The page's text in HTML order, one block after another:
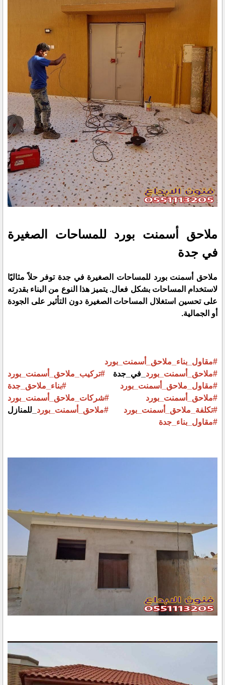
ملاحق أسمنت بورد للمساحات الصغيرة
في جدة
ملاحق أسمنت بورد للمساحات الصغيرة في جدة توفر حلاً مثاليًا
لاستخدام المساحات بشكل فعال. يتميز هذا النوع من البناء بقدرته
على تحسين استغلال المساحات الصغيرة دون التأثير على الجودة
أو الجمالية.
#مقاول_بناء_ملاحق_أسمنت_بورد
#ملاحق_أسمنت_بورد _في_جدة #تركيب_ملاحق_أسمنت_بورد
#مقاول_ملاحق_أسمنت_بورد
#بناء_ملاحق_جدة
#ملاحق_أسمنت_بورد
#شركات_ملاحق_أسمنت_بورد
#تكلفة_ملاحق_أسمنت_بورد
#ملاحق_أسمنت_بورد _للمنازل
#مقاول_بناء_جدة